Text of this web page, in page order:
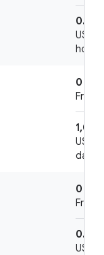
0.25
US$
hour,
0
Free
US$
day /
0
Free
0.01
US$